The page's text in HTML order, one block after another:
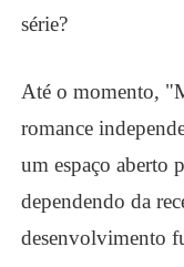
série?
Até o momento,
romance
um espaço aberto
dependendo da
desenvolvimento